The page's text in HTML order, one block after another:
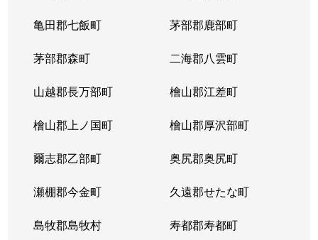
亀田郡七飯町 茅部郡鹿部町
茅部郡森町 二海郡八雲町
山越郡長万部町 檜山郡江差町
檜山郡上ノ国町 檜山郡厚沢部町
爾志郡乙部町 奥尻郡奥尻町
瀬棚郡今金町 久遠郡せたな町
島牧郡島牧村 寿都郡寿都町